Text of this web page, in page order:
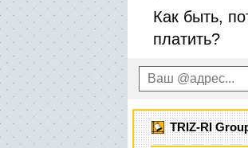
Как быть,
платить?
TRIZ-RI